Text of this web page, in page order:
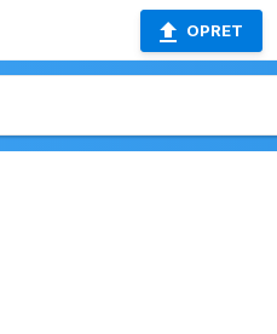
OPRET